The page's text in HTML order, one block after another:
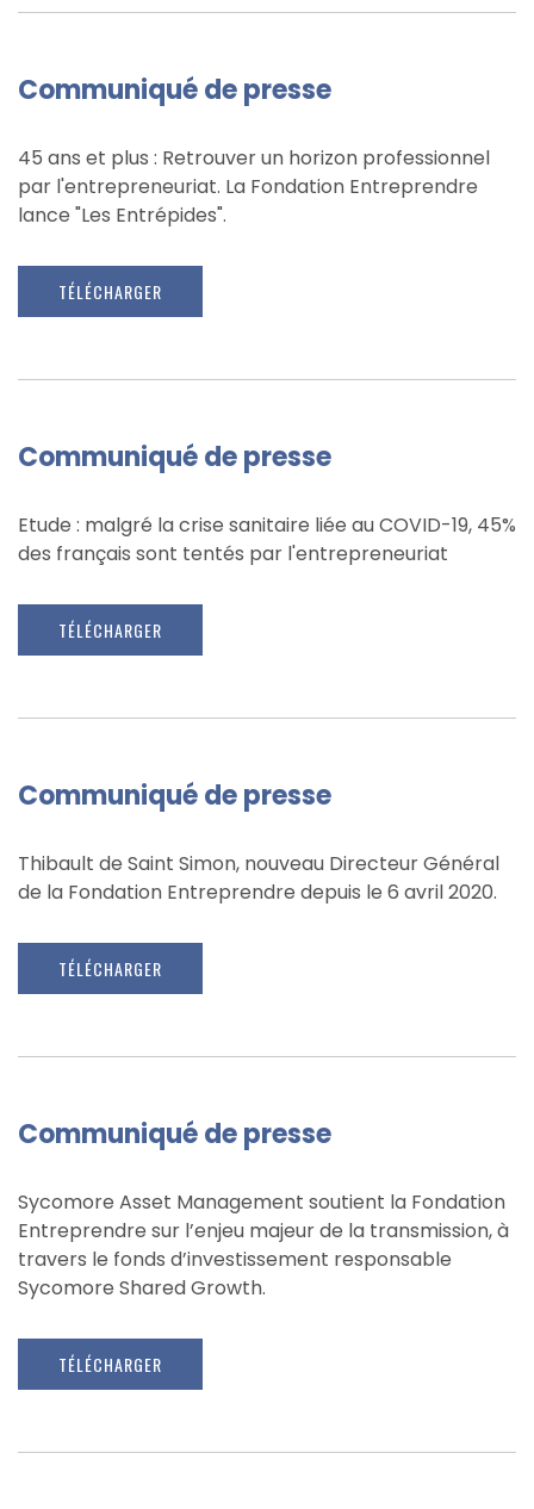
Communiqué de presse
45 ans et plus : Retrouver un horizon professionnel
par l'entrepreneuriat. La Fondation Entreprendre
lance "Les Entrépides".
TÉLÉCHARGER
Communiqué de presse
Etude : malgré la crise sanitaire liée au COVID-19, 45%
des français sont tentés par l'entrepreneuriat
TÉLÉCHARGER
Communiqué de presse
Thibault de Saint Simon, nouveau Directeur Général
de la Fondation Entreprendre depuis le 6 avril 2020.
TÉLÉCHARGER
Communiqué de presse
Sycomore Asset Management soutient la Fondation
Entreprendre sur l’enjeu majeur de la transmission, à
travers le fonds d’investissement responsable
Sycomore Shared Growth.
TÉLÉCHARGER